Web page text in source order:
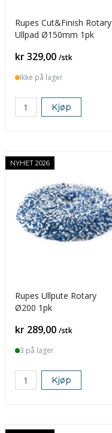
Rupes Cut&Finish Rotary
Ullpad Ø150mm 1pk
Pris
kr 329,00 /stk
Ikke på lager
Kjøp
NYHET 2026
Rupes Ullpute Rotary
Ø200 1pk
Pris
kr 289,00 /stk
3 på lager
Kjøp